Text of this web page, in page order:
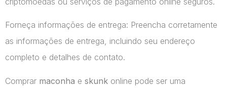
Forneça informações de entrega: Preencha corretamente
as informações de entrega, incluindo seu endereço
completo e detalhes de contato.
Comprar maconha e skunk online pode ser uma